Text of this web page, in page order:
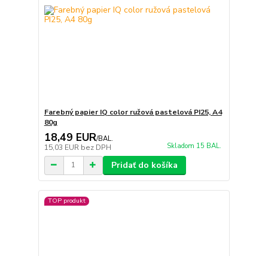
Farebný papier IQ color ružová pastelová PI25, A4
80g
18,49 EUR/BAL.
15,03 EUR bez DPH Skladom 15 BAL.
Pridať do košíka
TOP produkt